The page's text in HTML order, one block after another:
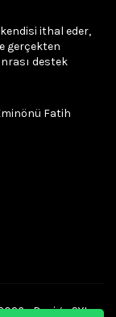
ithal eder,
gerçekten
destek
Fatih
- Design SYL